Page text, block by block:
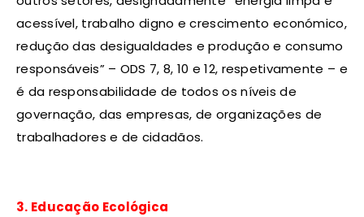
acessível, trabalho digno e crescimento económico,
redução das desigualdades e produção e consumo
responsáveis” – ODS 7, 8, 10 e 12, respetivamente – e
é da responsabilidade de todos os níveis de
governação, das empresas, de organizações de
trabalhadores e de cidadãos.
3. Educação Ecológica